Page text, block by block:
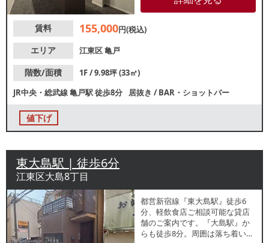
店等の飲食店が営業していま
せください。
賃料 155,000円(税込)
エリア
江東区亀戸
階数/面積
1F / 9.98坪 (33㎡)
JR中央・総武線亀戸駅徒歩8分 居抜き /BAR・ショットバー
値下げ
東大島駅 | 徒歩6分
江東区大島8丁目
都営新宿線『東大島駅』徒歩6
分、軽飲食店ご相談可能な貸店
舗のご案内です。『大島駅』か
らも徒歩8分。周囲は落ち着いた